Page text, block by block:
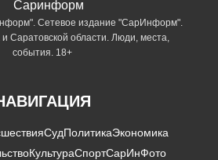
Сетевое издание "СарИнформ".
Саратовской области. Люди, места,
события. 18+
СудПолитикаЭкономика
КультураСпортСарИнФото